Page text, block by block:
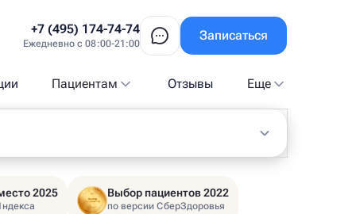
+7 (495) 174-74-74
Ежедневно с 08:00-21:00
Записаться
Пациентам Отзывы Еще
2025 Выбор пациентов 2022
по версии СберЗдоровья